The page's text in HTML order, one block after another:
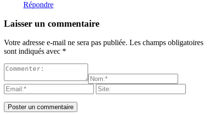
Répondre
Laisser un commentaire
Votre adresse e-mail ne sera pas publiée. Les champs obligatoires
sont indiqués avec *